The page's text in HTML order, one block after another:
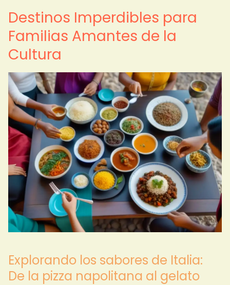
Destinos Imperdibles para
Familias Amantes de la
Cultura
Explorando los sabores de Italia:
De la pizza napolitana al gelato